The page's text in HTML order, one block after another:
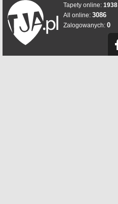
Tapety online: 1938
All online: 3086
Zalogowanych: 0